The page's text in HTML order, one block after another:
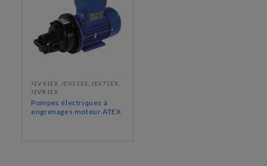
JEV41EX, JEV51EX, JEV71EX,
JEV81EX
Pompes électriques à
engrenages moteur ATEX